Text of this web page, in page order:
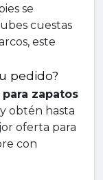
se
cuestas
este
pedido?
zapatos
oferta para
con